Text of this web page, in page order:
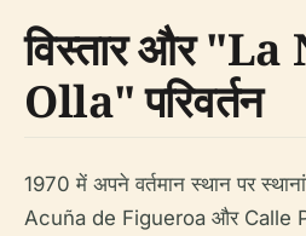
विस्तार और
Olla" परिवर्तन
1970 में अपने वर्तमान स्थान पर
Acuña de Figueroa और Calle